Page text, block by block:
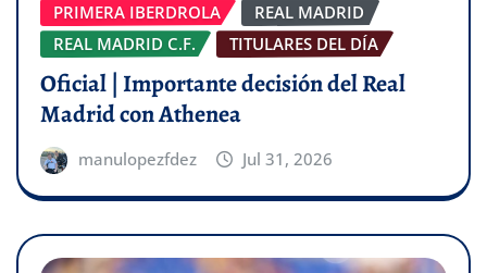
PRIMERA IBERDROLA
REAL MADRID
REAL MADRID C.F.
TITULARES DEL DÍA
Oficial | Importante decisión del Real
Madrid con Athenea
manulopezfdez Jul 31, 2026